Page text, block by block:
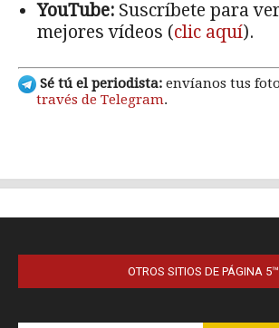
OTROS SITIOS DE PÁGINA 5™